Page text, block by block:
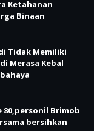
Ketahanan
Binaan
Tidak Memiliki
Merasa Kebal
80,personil Brimob
bersihkan